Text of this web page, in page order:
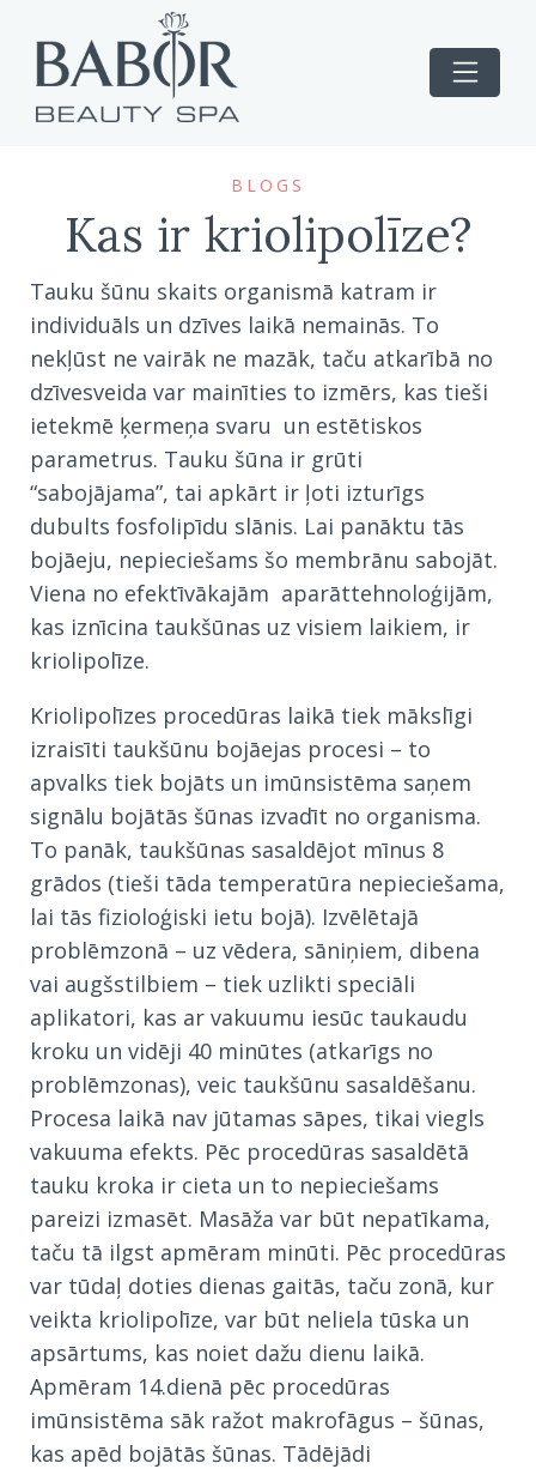
BLOGS
Kas ir kriolipolīze?
Tauku šūnu skaits organismā katram ir
individuāls un dzīves laikā nemainās. To
nekļūst ne vairāk ne mazāk, taču atkarībā no
dzīvesveida var mainīties to izmērs, kas tieši
ietekmē ķermeņa svaru un estētiskos
parametrus. Tauku šūna ir grūti
“sabojājama”, tai apkārt ir ļoti izturīgs
dubults fosfolipīdu slānis. Lai panāktu tās
bojāeju, nepieciešams šo membrānu sabojāt.
Viena no efektīvākajām aparāttehnoloģijām,
kas iznīcina taukšūnas uz visiem laikiem, ir
kriolipolīze.
Kriolipolīzes procedūras laikā tiek mākslīgi
izraisīti taukšūnu bojāejas procesi – to
apvalks tiek bojāts un imūnsistēma saņem
signālu bojātās šūnas izvadīt no organisma.
To panāk, taukšūnas sasaldējot mīnus 8
grādos (tieši tāda temperatūra nepieciešama,
lai tās fizioloģiski ietu bojā). Izvēlētajā
problēmzonā – uz vēdera, sāniņiem, dibena
vai augšstilbiem – tiek uzlikti speciāli
aplikatori, kas ar vakuumu iesūc taukaudu
kroku un vidēji 40 minūtes (atkarīgs no
problēmzonas), veic taukšūnu sasaldēšanu.
Procesa laikā nav jūtamas sāpes, tikai viegls
vakuuma efekts. Pēc procedūras sasaldētā
tauku kroka ir cieta un to nepieciešams
pareizi izmasēt. Masāža var būt nepatīkama,
taču tā ilgst apmēram minūti. Pēc procedūras
var tūdaļ doties dienas gaitās, taču zonā, kur
veikta kriolipolīze, var būt neliela tūska un
apsārtums, kas noiet dažu dienu laikā.
Apmēram 14.dienā pēc procedūras
imūnsistēma sāk ražot makrofāgus – šūnas,
kas apēd bojātās šūnas. Tādējādi